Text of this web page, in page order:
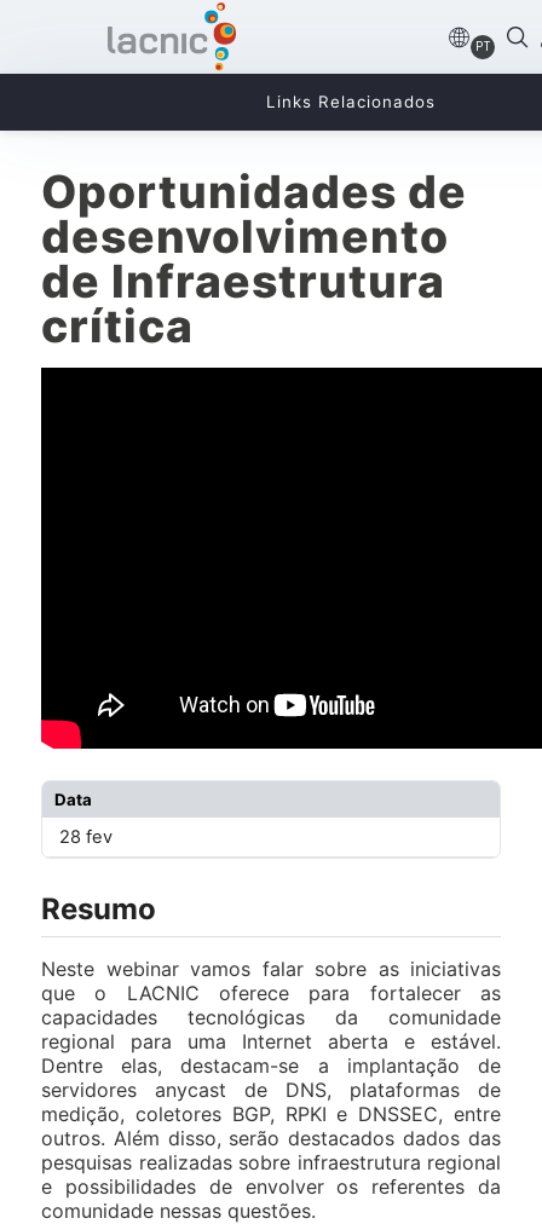
PT
Oportunidades de
desenvolvimento
de Infraestrutura
crítica
Data
28 fev
Resumo
Neste webinar vamos falar sobre as iniciativas
que o LACNIC oferece para fortalecer as
capacidades tecnológicas da comunidade
regional para uma Internet aberta e estável.
Dentre elas, destacam-se a implantação de
servidores anycast de DNS, plataformas de
medição, coletores BGP, RPKI e DNSSEC, entre
outros. Além disso, serão destacados dados das
pesquisas realizadas sobre infraestrutura regional
e possibilidades de envolver os referentes da
comunidade nessas questões.
Links Relacionados